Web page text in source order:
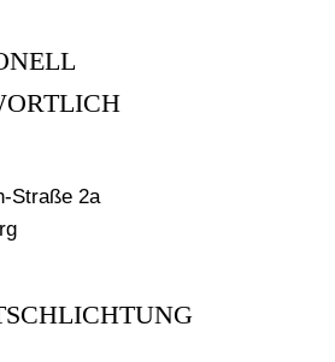
Straße 2a